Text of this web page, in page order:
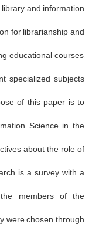
and information
for librarianship and
educational courses,
specialized subjects
of this paper is to
Science in the
about the role of
is a survey with a
members of the
were chosen through